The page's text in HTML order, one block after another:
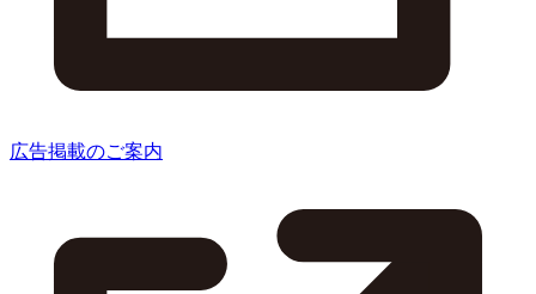
広告掲載のご案内